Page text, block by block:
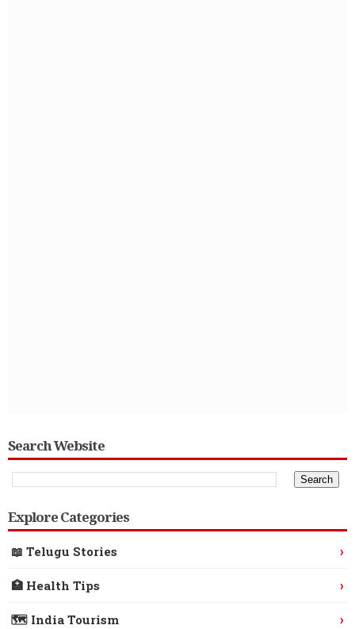
Search Website
Explore Categories
📖 Telugu Stories ›
🏥 Health Tips ›
🗺️ India Tourism ›